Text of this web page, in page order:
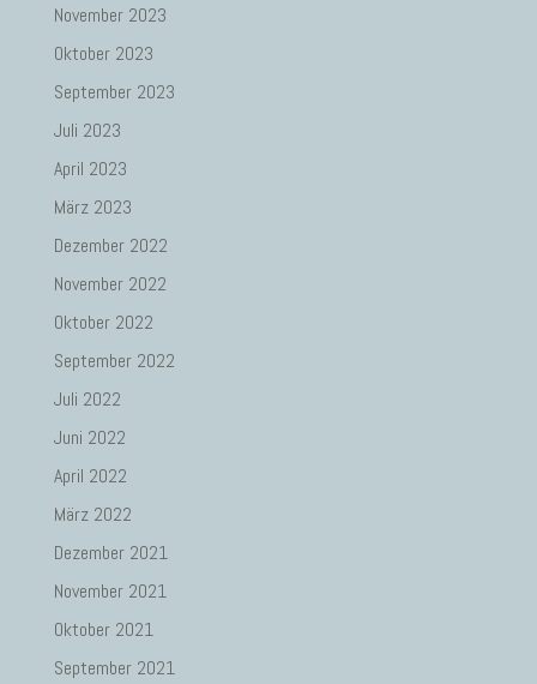
November 2023
Oktober 2023
September 2023
Juli 2023
April 2023
März 2023
Dezember 2022
November 2022
Oktober 2022
September 2022
Juli 2022
Juni 2022
April 2022
März 2022
Dezember 2021
November 2021
Oktober 2021
September 2021